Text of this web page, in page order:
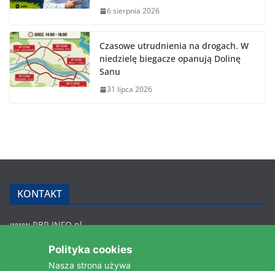
6 sierpnia 2026
Czasowe utrudnienia na drogach. W
niedzielę biegacze opanują Dolinę
Sanu
31 lipca 2026
KONTAKT
www.RBR.INFO.pl
36-200 BrzozówPolityka cookies
Nasza strona używa